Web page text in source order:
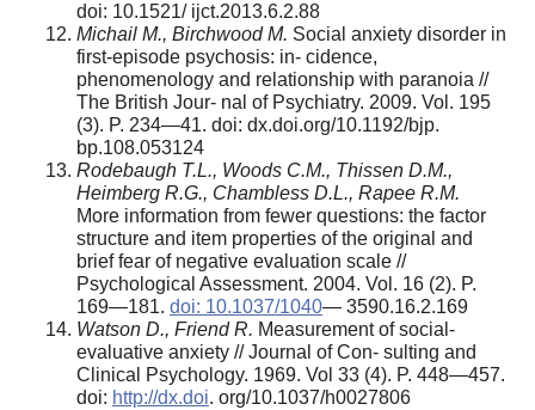
doi: 10.1521/ ijct.2013.6.2.88
Michail M., Birchwood M. Social anxiety disorder in
first-episode psychosis: in- cidence,
phenomenology and relationship with paranoia //
The British Jour- nal of Psychiatry. 2009. Vol. 195
(3). P. 234—41. doi: dx.doi.org/10.1192/bjp.
bp.108.053124
Rodebaugh T.L., Woods C.M., Thissen D.M.,
Heimberg R.G., Chambless D.L., Rapee R.M.
More information from fewer questions: the factor
structure and item properties of the original and
brief fear of negative evaluation scale //
Psychological Assessment. 2004. Vol. 16 (2). P.
169—181. doi: 10.1037/1040— 3590.16.2.169
Watson D., Friend R. Measurement of social-
evaluative anxiety // Journal of Con- sulting and
Clinical Psychology. 1969. Vol 33 (4). P. 448—457.
doi: http://dx.doi. org/10.1037/h0027806